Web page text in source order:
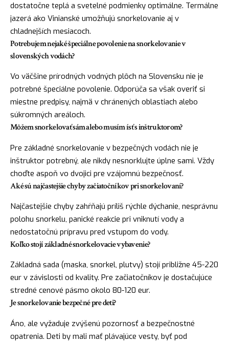
dostatočne teplá a svetelné podmienky optimálne. Termálne
jazerá ako Vinianské umožňujú snorkelovanie aj v
chladnejších mesiacoch.
Potrebujem nejaké špeciálne povolenie na snorkelovanie v
slovenských vodách?
Vo väčšine prírodných vodných plôch na Slovensku nie je
potrebné špeciálne povolenie. Odporúča sa však overiť si
miestne predpisy, najmä v chránených oblastiach alebo
súkromných areáloch.
Môžem snorkelovať sám alebo musím ísť s inštruktorom?
Pre základné snorkelovanie v bezpečných vodách nie je
inštruktor potrebný, ale nikdy nesnorklujte úplne sami. Vždy
choďte aspoň vo dvojici pre vzájomnú bezpečnosť.
Aké sú najčastejšie chyby začiatočníkov pri snorkelovaní?
Najčastejšie chyby zahŕňajú príliš rýchle dýchanie, nesprávnu
polohu snorkelu, panické reakcie pri vniknutí vody a
nedostatočnú prípravu pred vstupom do vody.
Koľko stojí základné snorkelovacie vybavenie?
Základná sada (maska, snorkel, plutvy) stojí približne 45-220
eur v závislosti od kvality. Pre začiatočníkov je dostačujúce
stredné cenové pásmo okolo 80-120 eur.
Je snorkelovanie bezpečné pre deti?
Áno, ale vyžaduje zvýšenú pozornosť a bezpečnostné
opatrenia. Deti by mali mať plávajúce vesty, byť pod